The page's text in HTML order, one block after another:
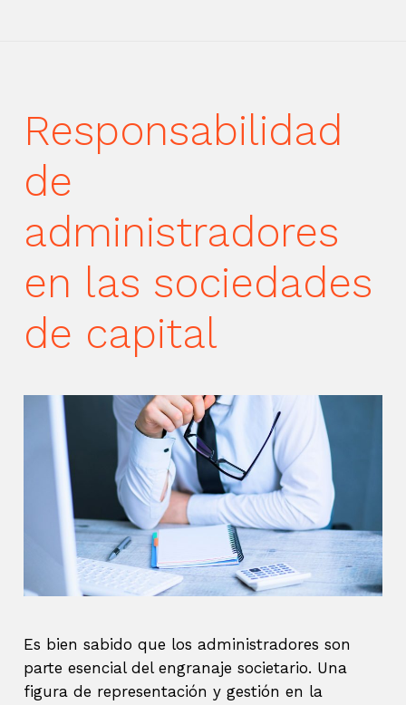
Responsabilidad
de
administradores
en las sociedades
de capital
Es bien sabido que los administradores son
parte esencial del engranaje societario. Una
figura de representación y gestión en la